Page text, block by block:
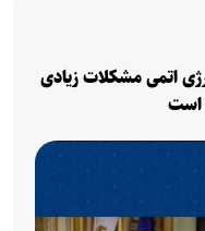
اتمی مشکلات زیادی
است